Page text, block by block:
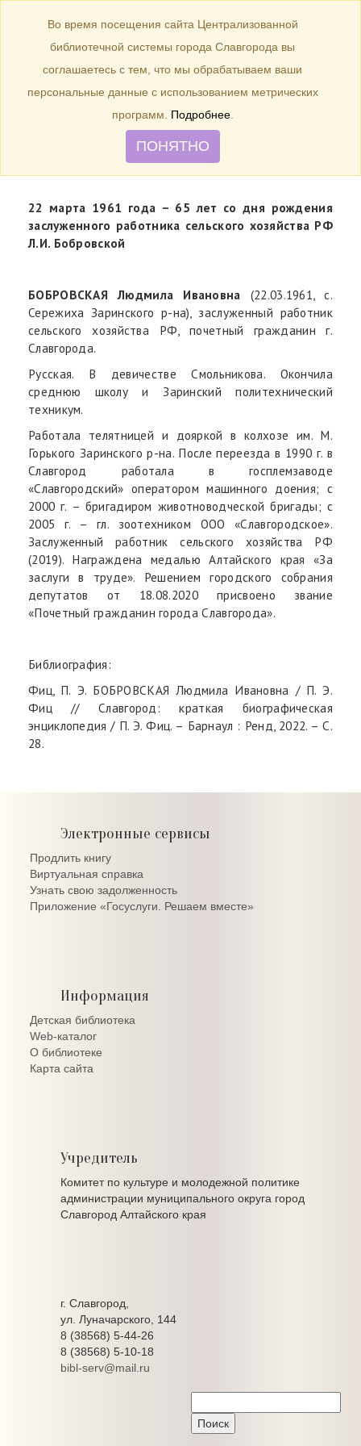
Toggle
navigation
БИБЛИОТЕКА
22 марта 1961 года – 65 лет со
дня рождения заслуженного
работника сельского хозяйства
РФ Л.И. Бобровской
22 марта 1961 года – 65 лет со дня рождения
заслуженного работника сельского хозяйства РФ
Л.И. Бобровской
БОБРОВСКАЯ Людмила Ивановна (22.03.1961, с.
Сережиха Заринского р-на), заслуженный работник
сельского хозяйства РФ, почетный гражданин г.
Славгорода.
Русская. В девичестве Смольникова. Окончила
среднюю школу и Заринский политехнический
техникум.
Работала телятницей и дояркой в колхозе им. М.
Горького Заринского р-на. После переезда в 1990 г. в
Славгород работала в госплемзаводе
«Славгородский» оператором машинного доения; с
2000 г. – бригадиром животноводческой бригады; с
2005 г. – гл. зоотехником ООО «Славгородское».
Заслуженный работник сельского хозяйства РФ
(2019). Награждена медалью Алтайского края «За
заслуги в труде». Решением городского собрания
депутатов от 18.08.2020 присвоено звание
«Почетный гражданин города Славгорода».
Библиография:
Фиц, П. Э. БОБРОВСКАЯ Людмила Ивановна / П. Э.
Фиц // Славгород: краткая биографическая
энциклопедия / П. Э. Фиц. – Барнаул : Ренд, 2022. – С.
28.
Электронные сервисы
Продлить книгу
Виртуальная справка
Узнать свою задолженность
Приложение «Госуслуги. Решаем вместе»
Информация
Детская библиотека
Web-каталог
О библиотеке
Карта сайта
Учредитель
Комитет по культуре и молодежной политике
администрации муниципального округа город
Славгород Алтайского края
г. Славгород,
ул. Луначарского, 144
8 (38568) 5-44-26
8 (38568) 5-10-18
bibl-serv@mail.ru
Во время посещения сайта Централизованной
библиотечной системы города Славгорода вы
соглашаетесь с тем, что мы обрабатываем ваши
персональные данные с использованием метрических
программ. Подробнее.
ПОНЯТНО